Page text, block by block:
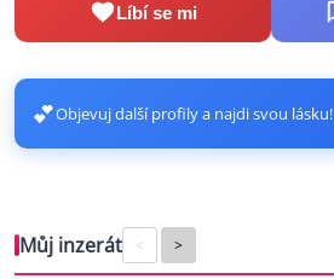
Líbí se mi
💕Objevuj další profily a najdi svou lásku!
Můj inzerát < >